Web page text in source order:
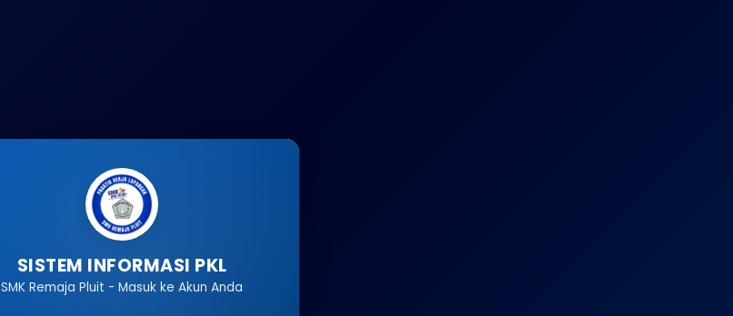
SISTEM INFORMASI PKL
SMK Remaja Pluit - Masuk ke Akun Anda